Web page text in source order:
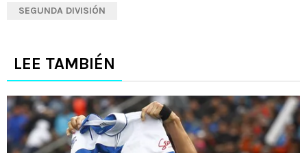
SEGUNDA DIVISIÓN
LEE TAMBIÉN